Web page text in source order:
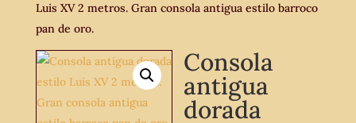
Luis XV 2 metros. Gran consola antigua estilo barroco
pan de oro.
Consola
antigua
dorada